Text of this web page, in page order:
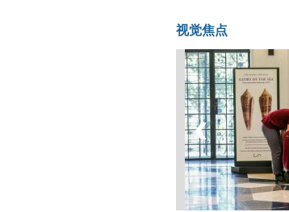
恒生聚源：北斗收官之星发射成功，全产业链解析
视觉焦点
菲律宾：防疫降级
‹